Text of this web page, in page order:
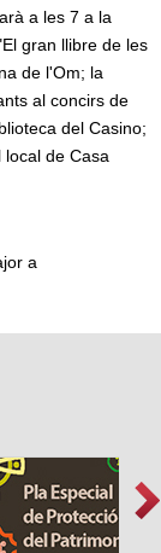
a les 7 a la
gran llibre de les
de l'Om; la
al concirs de
del Casino;
de Casa
a